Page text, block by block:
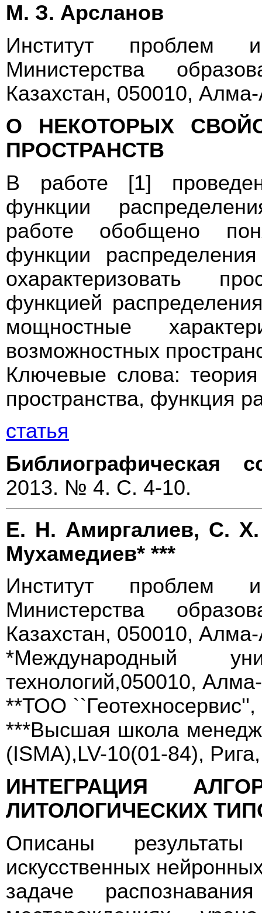
М. З. Арсланов
Институт проблем
Министерства
Казахстан, 050010,
О НЕКОТОРЫХ
ПРОСТРАНСТВ
В работе [1]
функции
работе обобщено
функции
охарактеризовать
функцией
мощностные
возможностных
Ключевые слова:
пространства, функция
статья
Библиографическая
2013. № 4. С. 4-10.
Е. Н. Амиргалиев, С.
Мухамедиев* ***
Институт проблем
Министерства
Казахстан, 050010,
*Международный
технологий,050010,
**ТОО
***Высшая школа
(ISMA),LV-10(01-84),
ИНТЕГРАЦИЯ
ЛИТОЛОГИЧЕСКИХ
Описаны
искусственных
задаче